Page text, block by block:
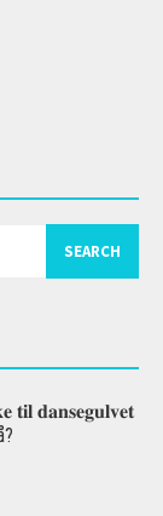
𝐝𝐚𝐧𝐬𝐞𝐠𝐮𝐥𝐯𝐞𝐭